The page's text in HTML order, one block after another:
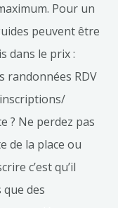
Pour un
peuvent être
dans le prix :
randonnées RDV
? Ne perdez pas
de la place ou
c’est qu’il
des